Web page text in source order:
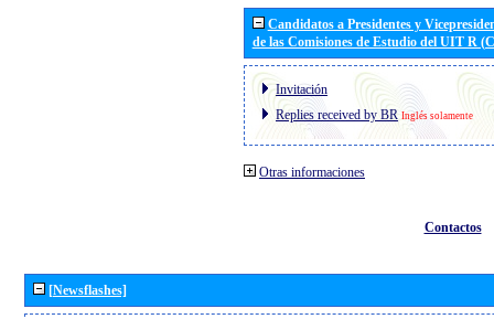
Candidatos a Presidentes y
de las Comisiones de Estudio del UIT R
Invitación
Replies received by BR Inglés solamente
Otras informaciones
Contactos
[Newsflashes]